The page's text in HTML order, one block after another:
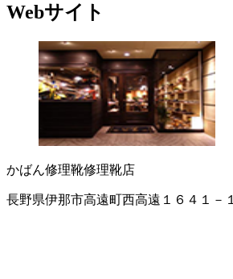
Webサイト
かばん修理靴修理靴店
長野県伊那市高遠町西高遠１６４１－１